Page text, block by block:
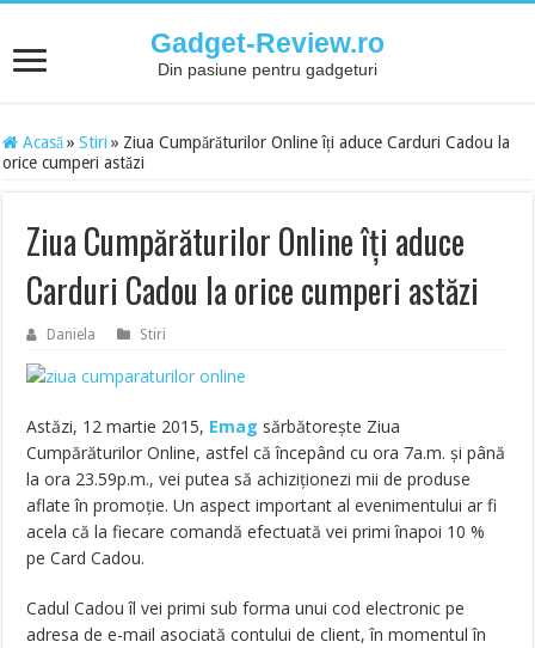
Gadget-Review.ro
Din pasiune pentru gadgeturi
Acasă » Stiri » Ziua Cumpărăturilor Online îți aduce Carduri Cadou la
orice cumperi astăzi
Ziua Cumpărăturilor Online îți aduce
Carduri Cadou la orice cumperi astăzi
Daniela Stiri
Astăzi, 12 martie 2015, Emag sărbătorește Ziua
Cumpărăturilor Online, astfel că începând cu ora 7a.m. și până
la ora 23.59p.m., vei putea să achiziționezi mii de produse
aflate în promoție. Un aspect important al evenimentului ar fi
acela că la fiecare comandă efectuată vei primi înapoi 10 %
pe Card Cadou.
Cadul Cadou îl vei primi sub forma unui cod electronic pe
adresa de e-mail asociată contului de client, în momentul în